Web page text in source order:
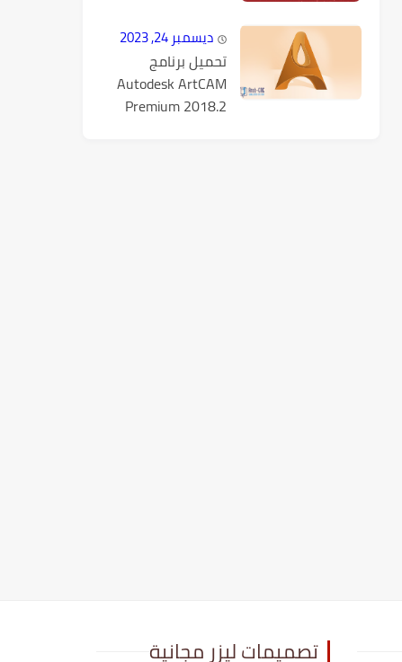
ديسمبر 24, 2023
تحميل برنامج
Autodesk ArtCAM
Premium 2018.2
تصميمات ليزر مجانية